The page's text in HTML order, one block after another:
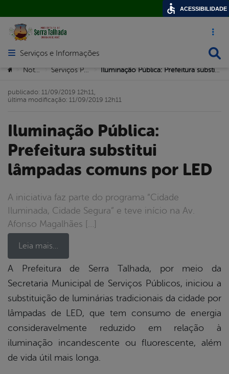
Acesso
Abrir menu principal de navegação
Serviços e Informações
Você está aqui:
> Notícias > > Iluminação Pública: Prefeitura substitui lâmpadas comuns por LED
Iluminação Pública:
Prefeitura substitui
lâmpadas comuns por LED
A iniciativa faz parte do programa “Cidade
Iluminada, Cidade Segura” e teve início na Av.
Afonso Magalhães […]
Leia mais…
publicado: 11/09/2019 12h11,
última modificação: 11/09/2019 12h11
A Prefeitura de Serra Talhada, por meio da
Secretaria Municipal de Serviços Públicos, iniciou a
substituição de luminárias tradicionais da cidade por
lâmpadas de LED, que tem consumo de energia
consideravelmente reduzido em relação à
iluminação incandescente ou fluorescente, além
de vida útil mais longa.
ACESSIBILIDADE